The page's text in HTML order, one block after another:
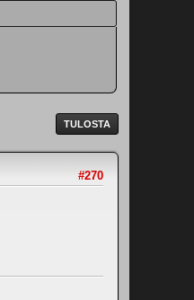
TULOSTA
#270